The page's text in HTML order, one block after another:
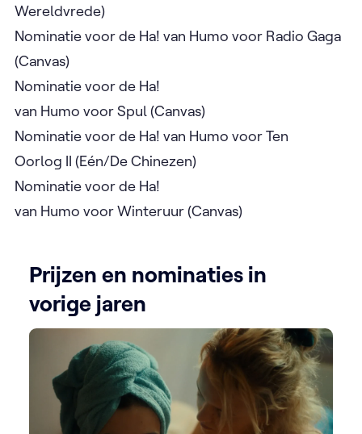
Wereldvrede)
Nominatie voor de Ha! van Humo voor Radio Gaga
(Canvas)
Nominatie voor de Ha!
van Humo voor Spul (Canvas)
Nominatie voor de Ha! van Humo voor Ten
Oorlog II (Eén/De Chinezen)
Nominatie voor de Ha!
van Humo voor Winteruur (Canvas)
Prijzen en nominaties in
vorige jaren